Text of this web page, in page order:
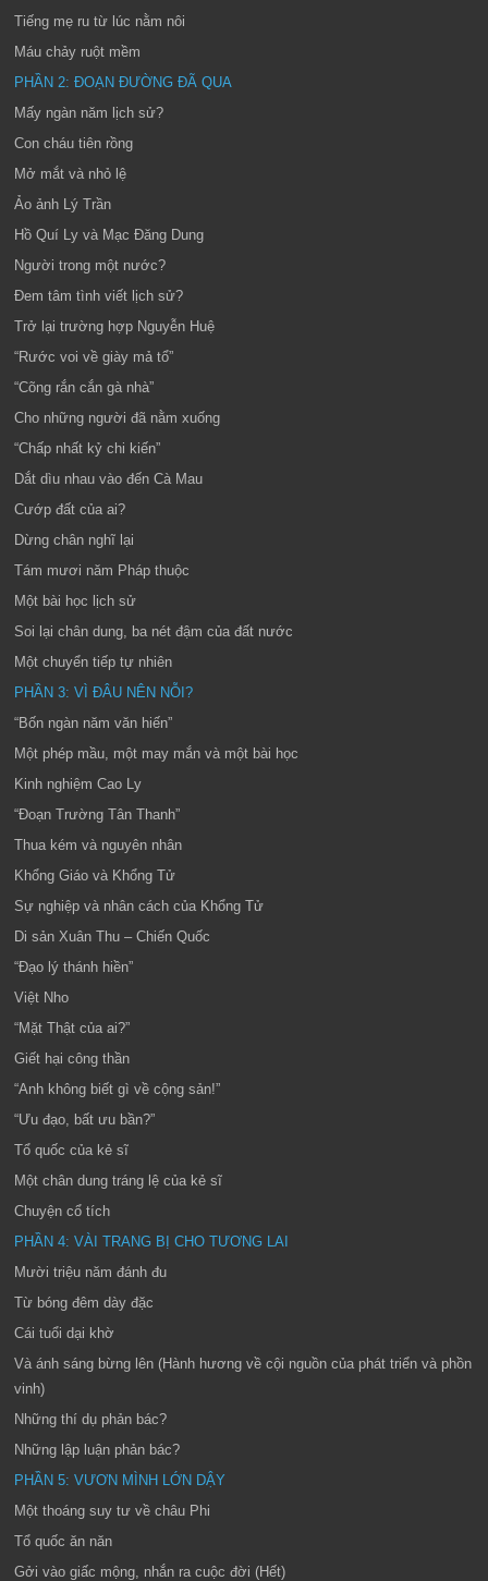
Tiếng mẹ ru từ lúc nằm nôi
Máu chảy ruột mềm
PHẦN 2: ĐOẠN ĐƯỜNG ĐÃ QUA
Mấy ngàn năm lịch sử?
Con cháu tiên rồng
Mở mắt và nhỏ lệ
Ảo ảnh Lý Trần
Hồ Quí Ly và Mạc Đăng Dung
Người trong một nước?
Đem tâm tình viết lịch sử?
Trở lại trường hợp Nguyễn Huệ
“Rước voi về giày mả tổ”
“Cõng rắn cắn gà nhà”
Cho những người đã nằm xuống
“Chấp nhất kỷ chi kiến”
Dắt dìu nhau vào đến Cà Mau
Cướp đất của ai?
Dừng chân nghĩ lại
Tám mươi năm Pháp thuộc
Một bài học lịch sử
Soi lại chân dung, ba nét đậm của đất nước
Một chuyển tiếp tự nhiên
PHẦN 3: VÌ ĐÂU NÊN NỖI?
“Bốn ngàn năm văn hiến”
Một phép mầu, một may mắn và một bài học
Kinh nghiệm Cao Ly
“Đoạn Trường Tân Thanh”
Thua kém và nguyên nhân
Khổng Giáo và Khổng Tử
Sự nghiệp và nhân cách của Khổng Tử
Di sản Xuân Thu – Chiến Quốc
“Đạo lý thánh hiền”
Việt Nho
“Mặt Thật của ai?”
Giết hại công thần
“Anh không biết gì về cộng sản!”
“Ưu đạo, bất ưu bần?”
Tổ quốc của kẻ sĩ
Một chân dung tráng lệ của kẻ sĩ
Chuyện cổ tích
PHẦN 4: VÀI TRANG BỊ CHO TƯƠNG LAI
Mười triệu năm đánh đu
Từ bóng đêm dày đặc
Cái tuổi dại khờ
Và ánh sáng bừng lên (Hành hương về cội nguồn của phát triển và phồn
vinh)
Những thí dụ phản bác?
Những lập luận phản bác?
PHẦN 5: VƯƠN MÌNH LỚN DẬY
Một thoáng suy tư về châu Phi
Tổ quốc ăn năn
Gởi vào giấc mộng, nhắn ra cuộc đời (Hết)